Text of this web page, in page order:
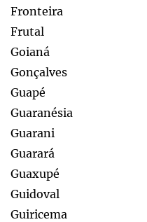
Fronteira
Frutal
Goianá
Gonçalves
Guapé
Guaranésia
Guarani
Guarará
Guaxupé
Guidoval
Guiricema